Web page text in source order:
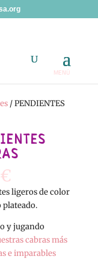
/ PENDIENTES
€
ligeros de color
plateado.
y jugando
cabras más
e imparables